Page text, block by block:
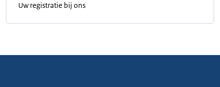
Uw registratie bij ons